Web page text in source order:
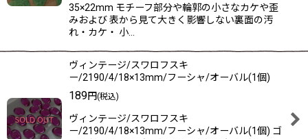
35×22mm モチーフ部分や輪郭の小さなカケや歪
みおよび 表から見て大きく影響しない裏面の汚
れ・カケ・ 小…
ヴィンテージ/スワロフスキ
ー/2190/4/18×13mm/フーシャ/オーバル(1個)
189円(税込)
ヴィンテージ/スワロフスキ
ー/2190/4/18×13mm/フーシャ/オーバル(1個) ゴ